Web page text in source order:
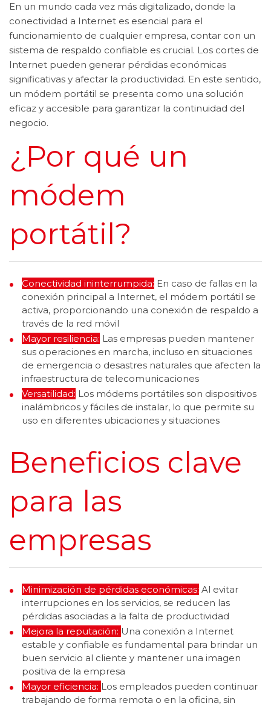
En un mundo cada vez más digitalizado, donde la
conectividad a Internet es esencial para el
funcionamiento de cualquier empresa, contar con un
sistema de respaldo confiable es crucial. Los cortes de
Internet pueden generar pérdidas económicas
significativas y afectar la productividad. En este sentido,
un módem portátil se presenta como una solución
eficaz y accesible para garantizar la continuidad del
negocio.
¿Por qué un
módem
portátil?
Conectividad ininterrumpida: En caso de fallas en la
conexión principal a Internet, el módem portátil se
activa, proporcionando una conexión de respaldo a
través de la red móvil
Mayor resiliencia: Las empresas pueden mantener
sus operaciones en marcha, incluso en situaciones
de emergencia o desastres naturales que afecten la
infraestructura de telecomunicaciones
Versatilidad: Los módems portátiles son dispositivos
inalámbricos y fáciles de instalar, lo que permite su
uso en diferentes ubicaciones y situaciones
Beneficios clave
para las
empresas
Minimización de pérdidas económicas: Al evitar
interrupciones en los servicios, se reducen las
pérdidas asociadas a la falta de productividad
Mejora la reputación: Una conexión a Internet
estable y confiable es fundamental para brindar un
buen servicio al cliente y mantener una imagen
positiva de la empresa
Mayor eficiencia: Los empleados pueden continuar
trabajando de forma remota o en la oficina, sin